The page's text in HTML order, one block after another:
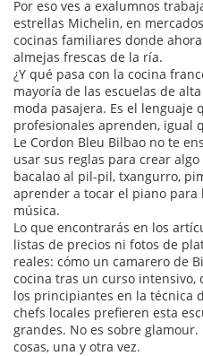
Por eso ves a exalumnos
estrellas Michelin, en
cocinas familiares donde
almejas frescas de la ría.
¿Y qué pasa con la cocina
mayoría de las escuelas de
moda pasajera. Es el lenguaje
profesionales aprenden, igual
Le Cordon Bleu Bilbao no te
usar sus reglas para crear
bacalao al pil-pil, txangurro,
aprender a tocar el piano
música.
Lo que encontrarás en los
listas de precios ni fotos de
reales: cómo un camarero de
cocina tras un curso intensivo,
los principiantes en la técnica
chefs locales prefieren esta
grandes. No es sobre
cosas, una y otra vez.